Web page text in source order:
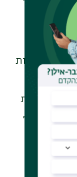
שהוא
להצטרף.
בדרך,
הנדרשות
ההצטרפות
חיצוני,
קדרי